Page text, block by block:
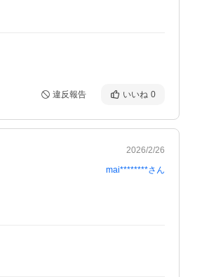
違反報告 いいね 0
2026/2/26
mai********さん